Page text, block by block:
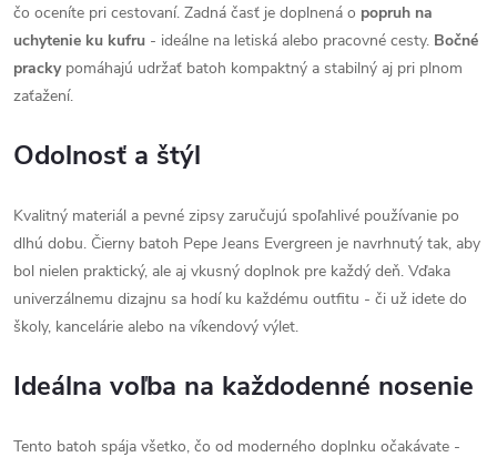
čo oceníte pri cestovaní. Zadná časť je doplnená o popruh na
uchytenie ku kufru - ideálne na letiská alebo pracovné cesty. Bočné
prackypomáhajú udržať batoh kompaktný a stabilný aj pri plnom
zaťažení.
Odolnosť a štýl
Kvalitný materiál a pevné zipsy zaručujú spoľahlivé používanie po
dlhú dobu. Čierny batoh Pepe Jeans Evergreen je navrhnutý tak, aby
bol nielen praktický, ale aj vkusný doplnok pre každý deň. Vďaka
univerzálnemu dizajnu sa hodí ku každému outfitu - či už idete do
školy, kancelárie alebo na víkendový výlet.
Ideálna voľba na každodenné nosenie
Tento batoh spája všetko, čo od moderného doplnku očakávate -